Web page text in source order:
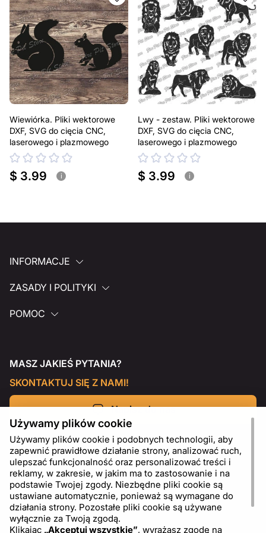
Wiewiórka. Pliki wektorowe
DXF, SVG do cięcia CNC,
laserowego i plazmowego
$ 3.99 i
Lwy - zestaw. Pliki wektorowe
DXF, SVG do cięcia CNC,
laserowego i plazmowego
$ 3.99 i
INFORMACJE
ZASADY I POLITYKI
POMOC
MASZ JAKIEŚ PYTANIA?
SKONTAKTUJ SIĘ Z NAMI!
Napisz do nas
Używamy plików cookie
Używamy plików cookie i podobnych technologii, aby
zapewnić prawidłowe działanie strony, analizować ruch,
ulepszać funkcjonalność oraz personalizować treści i
reklamy, w zakresie, w jakim ma to zastosowanie i na
podstawie Twojej zgody. Niezbędne pliki cookie są
ustawiane automatycznie, ponieważ są wymagane do
działania strony. Pozostałe pliki cookie są używane
wyłącznie za Twoją zgodą.
Klikając „Akceptuj wszystkie”, wyrażasz zgodę na